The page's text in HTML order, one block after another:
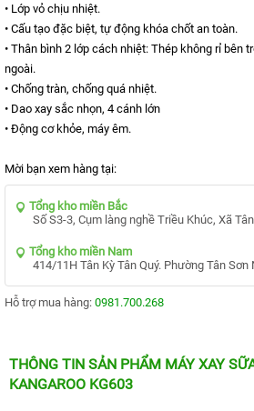
LÕI
LỌC
NƯỚC
KANGAROO
LINH
KIỆN
MÁY
LỌC
NƯỚC
LỌC
TỔNG,
ĐẦU
NGUỒN,
CÔNG
THIẾT
BỊ
NHÀ
BẾP
BÌNH
NÓNG
LẠNH
• Lớp vỏ chịu nhiệt.
• Cấu tạo đặc biệt, tự động khóa chốt an toàn.
• Thân bình 2 lớp cách nhiệt: Thép không rỉ bên
ngoài.
• Chống tràn, chống quá nhiệt.
• Dao xay sắc nhọn, 4 cánh lớn
• Động cơ khỏe, máy êm.
Mời bạn xem hàng tại:
Tổng kho miền Bắc
Số S3-3, Cụm làng nghề Triều Khúc, Xã
Tổng kho miền Nam
414/11H Tân Kỳ Tân Quý. Phường Tân Sơn
Hỗ trợ mua hàng: 0981.700.268
THÔNG TIN SẢN PHẨM MÁY XAY
KANGAROO KG603